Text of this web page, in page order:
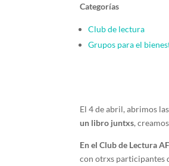
Categorías
Club de lectura
Grupos para el
El 4 de abril, abrimos
un libro juntxs,
En el Club de Lectura
con otrxs participantes